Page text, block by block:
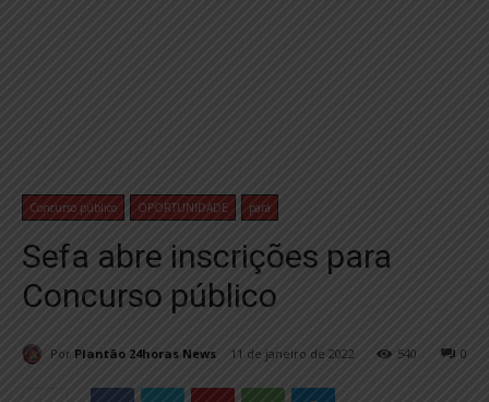
Concurso público OPORTUNIDADE pará
Sefa abre inscrições para
Concurso público
Por Plantão 24horas News 11 de janeiro de 2022 0
540